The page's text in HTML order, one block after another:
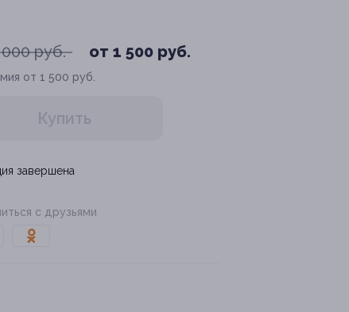
руб. от 1 500 руб.
от 1 500 руб.
Купить
завершена
с друзьями